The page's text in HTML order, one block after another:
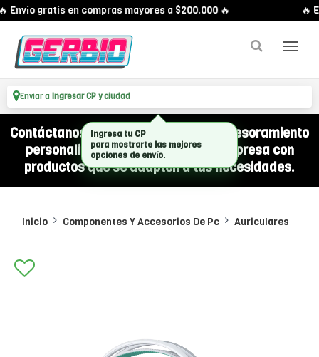
Envío gratis en compras mayores a $200.000 🔥 🔥
Enviar a Ingresar CP y ciudad
Contáctanos por WhatsApp y recibí asesoramiento
personalizado para equipar a tu empresa con
productos que se adapten a tus necesidades.
Inicio Componentes Y Accesorios De Pc Auriculares
Ingresa tu CP
para mostrarte las mejores
opciones de envío.